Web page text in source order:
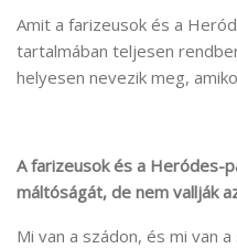
Amit a farizeusok és a
tartalmában teljesen
helyesen nevezik meg,
A farizeusok és a Heródes-
máltóságát, de nem vallják
Mi van a szádon, és mi van